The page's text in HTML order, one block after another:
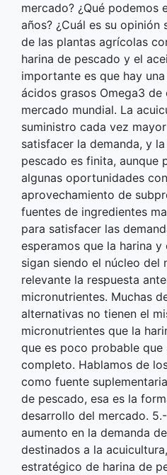
mercado? ¿Qué podemos
años? ¿Cuál es su
de las plantas agrícolas
harina de pescado y el
importante es que hay
ácidos grasos Omega3 de
mercado mundial. La
suministro cada vez
satisfacer la demanda, y
pescado es finita, aunque
algunas oportunidades
aprovechamiento de
fuentes de ingredientes
para satisfacer las
esperamos que la harina
sigan siendo el núcleo del
relevante la respuesta
micronutrientes. Muchas
alternativas no tienen el
micronutrientes que la
que es poco probable que
completo. Hablamos de
como fuente
de pescado, esa es la
desarrollo del mercado.
aumento en la demanda
destinados a la
estratégico de harina de